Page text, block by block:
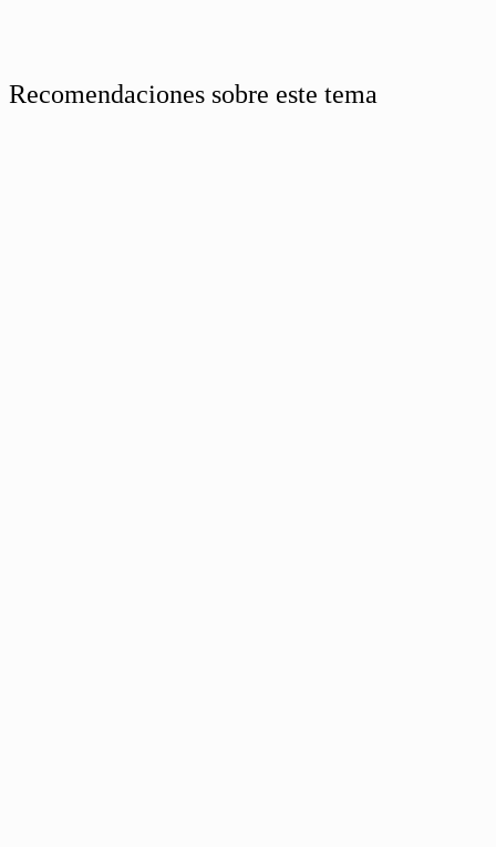
Recomendaciones sobre este tema